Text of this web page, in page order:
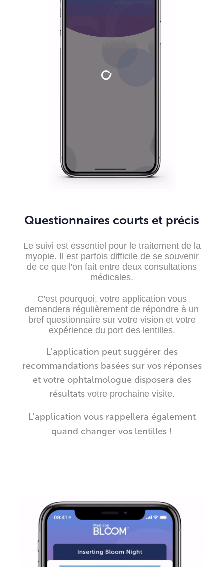
Questionnaires courts et précis
Le suivi est essentiel pour le traitement de la
myopie. Il est parfois difficile de se souvenir
de ce que l'on fait entre deux consultations
médicales.
C'est pourquoi, votre application vous
demandera régulièrement de répondre à un
bref questionnaire sur votre vision et votre
expérience du port des lentilles.
L'application peut suggérer des
recommandations basées sur vos réponses
et votre ophtalmologue disposera des
résultatsvotre prochaine visite.
L'application vous rappellera également
quand changer vos lentilles !